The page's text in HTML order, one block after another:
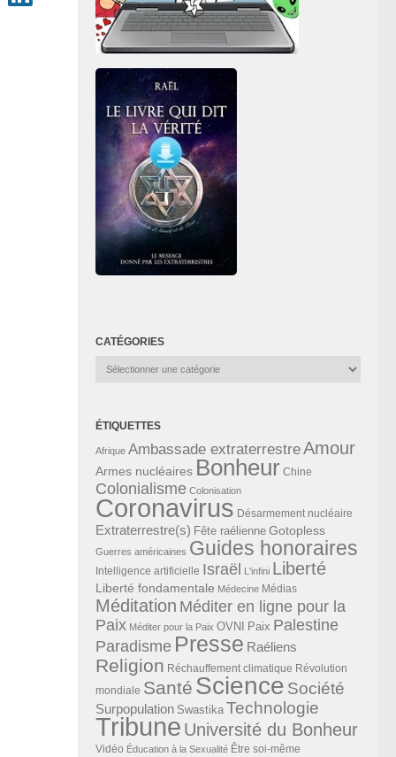
CATÉGORIES
Catégories
ÉTIQUETTES
Afrique Ambassade extraterrestreAmour
Armes nucléaires Bonheur Chine
Colonialisme Colonisation
Coronavirus Désarmement nucléaire
Extraterrestre(s) Fête raélienne Gotopless
Guerres américaines Guides honoraires
Intelligence artificielle Israël L'infini Liberté
Liberté fondamentale Médecine Médias
Méditation Méditer en ligne pour la
Paix Méditer pour la Paix OVNI Paix Palestine
Paradisme Presse Raéliens
Religion Réchauffement climatique Révolution
mondiale Santé Science Société
Surpopulation Swastika Technologie
Tribune Université du Bonheur
Vidéo Éducation à la Sexualité Être soi-même